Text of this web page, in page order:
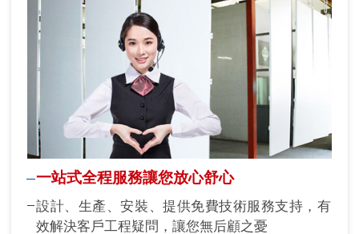
一站式全程服務讓您放心舒心
設計、生產、安裝、提供免費技術服務支持，有
效解決客戶工程疑問，讓您無后顧之憂